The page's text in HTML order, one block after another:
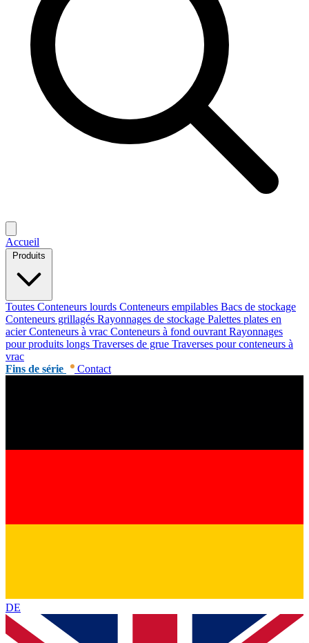
Accueil
Toutes Conteneurs lourds Conteneurs empilables Bacs de stockage
Conteneurs grillagés Rayonnages de stockage Palettes plates en
acierConteneurs à vrac Conteneurs à fond ouvrant Rayonnages
pour produits longs Traverses de grue Traverses pour conteneurs à
vrac
Fins de série
Contact
DE